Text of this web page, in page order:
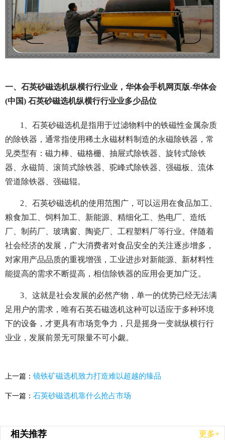
一、石英砂磁选机纵横行行业业，华体会手机网页版-华体会
(中国) 石英砂磁选机纵横行行业业多少品位
1、石英砂磁选机是指用于过滤物料中的铁磁性金属杂质
的除铁器，通常指使用稀土永磁材料制造的永磁除铁器，常
见类型有：磁力棒、磁格栅、抽屉式除铁器、旋转式除铁
器、永磁筒、滚筒式除铁器、驼峰式除铁器、强磁板、流体
管道除铁器、强磁辊。
2、石英砂磁选机的使用范围广，可以运用在食品加工、
粮食加工、饲料加工、新能源、精细化工、热电厂、造纸
厂、制药厂、玻璃窗、陶瓷厂、工程塑料厂等行业。伴随着
社会经济的发展，广大消费者对食品安全的关注逐步增多，
对家用产品品质的重视增强，工业进步对新能源、新材料性
能提高的需求不断提高，相信除铁器的应用会更加广泛。
3、这就是社会发展的必然产物，单一的优势已经无法满
足用户的需求，唯有石英石磁选机这种可以适应于多种环境
下的设备，才更具有市场竞争力，只是摇身一变就纵横行行
业业，发展前景无可限量不可小觑。
上一篇： 镜铁矿磁选机致力打造难以超越的臻品
下一篇： 石英砂磁选机靠什么抢占市场
相关推荐 更多+